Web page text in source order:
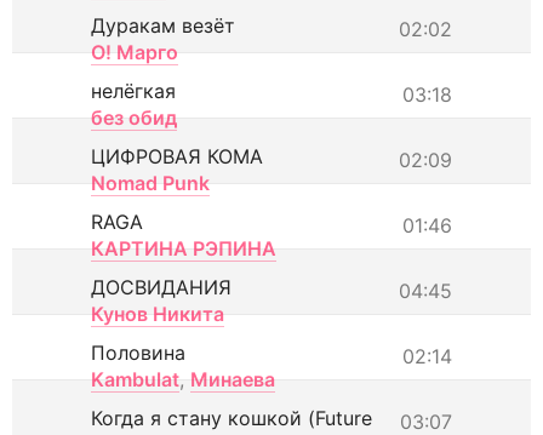
02:02
Дуракам везёт
О! Марго
03:18
нелёгкая
без обид
02:09
ЦИФРОВАЯ КОМА
Nomad Punk
01:46
RAGA
КАРТИНА РЭПИНА
04:45
ДОСВИДАНИЯ
Кунов Никита
02:14
Половина
Kambulat, Минаева
03:07
Когда я стану кошкой (Future